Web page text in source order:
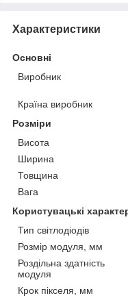
Характеристики
Основні
Виробник
Країна виробник
Розміри
Висота
Ширина
Товщина
Вага
Користувацькі
Тип світлодіодів
Розмір модуля, мм
Роздільна здатність
модуля
Крок пікселя, мм